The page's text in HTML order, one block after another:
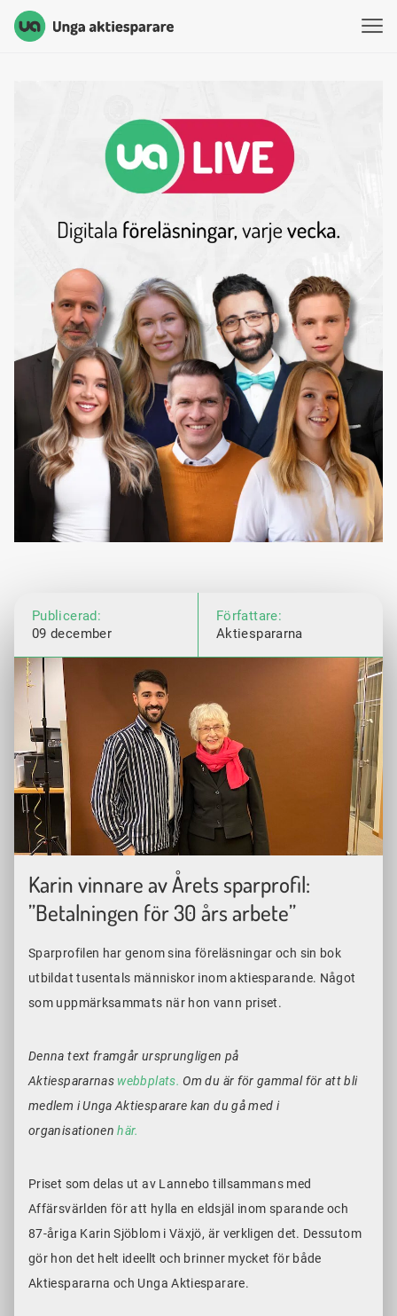
Unga Aktiesparare
Publicerad:
09 december
Författare:
Aktiespararna
Karin vinnare av Årets sparprofil:
”Betalningen för 30 års arbete”
Sparprofilen har genom sina föreläsningar och sin bok
utbildat tusentals människor inom aktiesparande. Något
som uppmärksammats när hon vann priset.
Denna text framgår ursprungligen på
Aktiespararnas webbplats. Om du är för gammal för att bli
medlem i Unga Aktiesparare kan du gå med i
organisationenhär.
Priset som delas ut av Lannebo tillsammans med
Affärsvärlden för att hylla en eldsjäl inom sparande och
87-åriga Karin Sjöblom i Växjö, är verkligen det. Dessutom
gör hon det helt ideellt och brinner mycket för både
Aktiespararna och Unga Aktiesparare.